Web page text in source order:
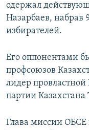
одержал
Назарбаев, набрав
избирателей.
Его оппонентами
профсоюзов
лидер
партии
Глава миссии